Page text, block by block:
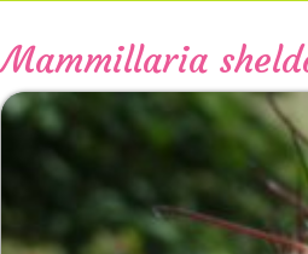
Mammillaria